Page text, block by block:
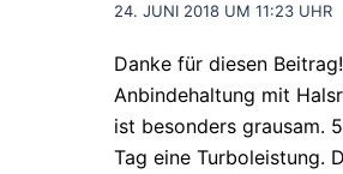
24. JUNI 2018 UM 11:23 UHR
Danke für diesen
Anbindehaltung mit
ist besonders grausam.
Tag eine Turboleistung.